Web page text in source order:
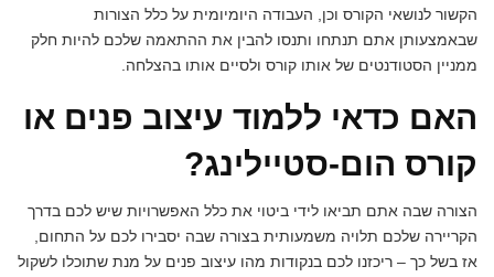
הקשור לנושאי הקורס וכן, העבודה היומיומית על כלל הצורות
שבאמצעותן אתם תנתחו ותנסו להבין את ההתאמה שלכם להיות חלק
ממניין הסטודנטים של אותו קורס ולסיים אותו בהצלחה.
האם כדאי ללמוד עיצוב פנים או
קורס הום-סטיילינג?
הצורה שבה אתם תביאו לידי ביטוי את כלל האפשרויות שיש לכם בדרך
הקריירה שלכם תלויה משמעותית בצורה שבה יסבירו לכם על התחום,
אז בשל כך – ריכזנו לכם בנקודות מהו עיצוב פנים על מנת שתוכלו לשקול